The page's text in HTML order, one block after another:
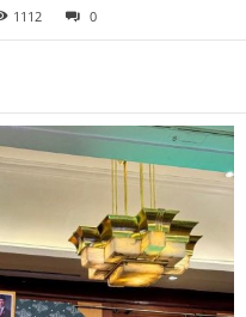
1112 0